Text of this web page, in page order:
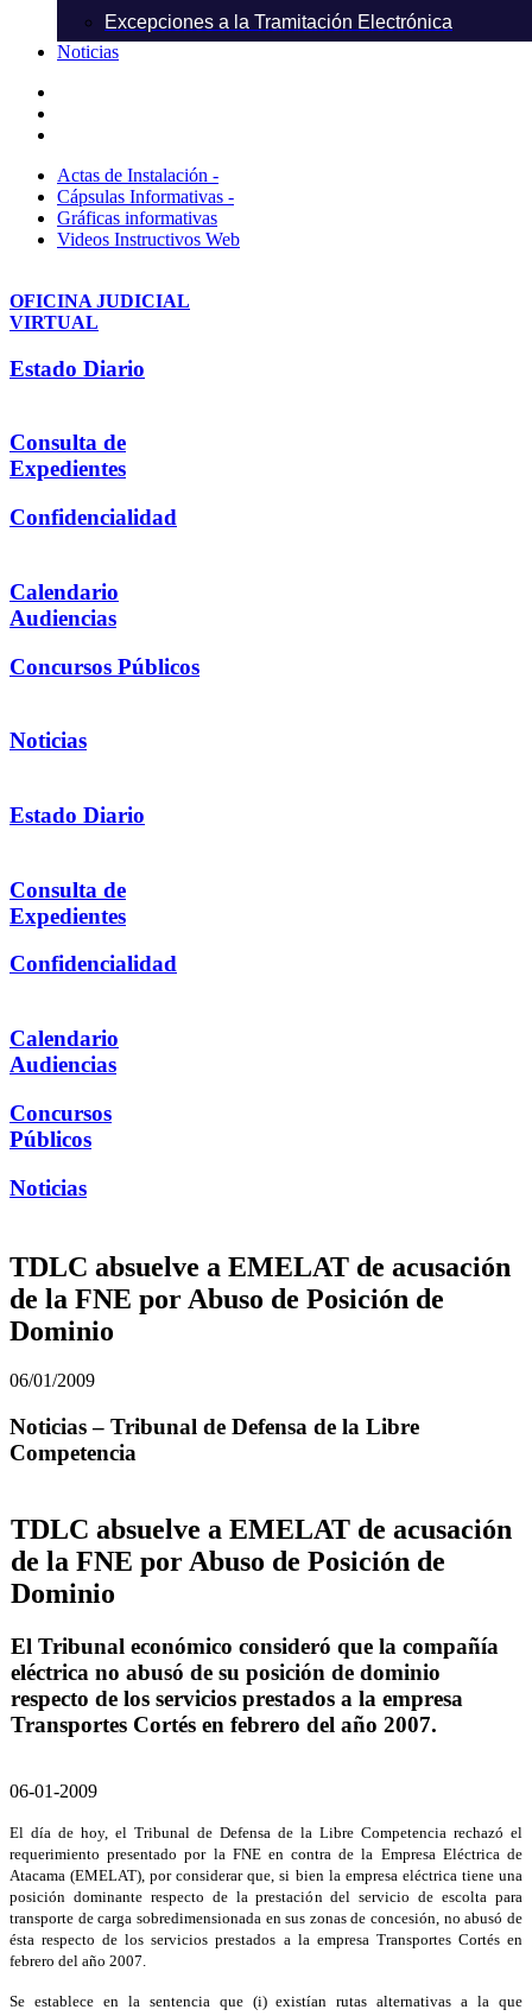
Excepciones a la Tramitación Electrónica
Noticias
Actas de Instalación -
Cápsulas Informativas -
Gráficas informativas
Videos Instructivos Web
OFICINA JUDICIAL
VIRTUAL
Estado Diario
Consulta de
Expedientes
Confidencialidad
Calendario
Audiencias
Concursos Públicos
Noticias
Estado Diario
Consulta de
Expedientes
Confidencialidad
Calendario
Audiencias
Concursos
Públicos
Noticias
TDLC absuelve a EMELAT de acusación
de la FNE por Abuso de Posición de
Dominio
06/01/2009
Noticias – Tribunal de Defensa de la Libre
Competencia
TDLC absuelve a EMELAT de acusación
de la FNE por Abuso de Posición de
Dominio
El Tribunal económico consideró que la compañía
eléctrica no abusó de su posición de dominio
respecto de los servicios prestados a la empresa
Transportes Cortés en febrero del año 2007.
06-01-2009
El día de hoy, el Tribunal de Defensa de la Libre Competencia rechazó el
requerimiento presentado por la FNE en contra de la Empresa Eléctrica de
Atacama (EMELAT), por considerar que, si bien la empresa eléctrica tiene una
posición dominante respecto de la prestación del servicio de escolta para
transporte de carga sobredimensionada en sus zonas de concesión, no abusó de
ésta respecto de los servicios prestados a la empresa Transportes Cortés en
febrero del año 2007.
Se establece en la sentencia que (i) existían rutas alternativas a la que